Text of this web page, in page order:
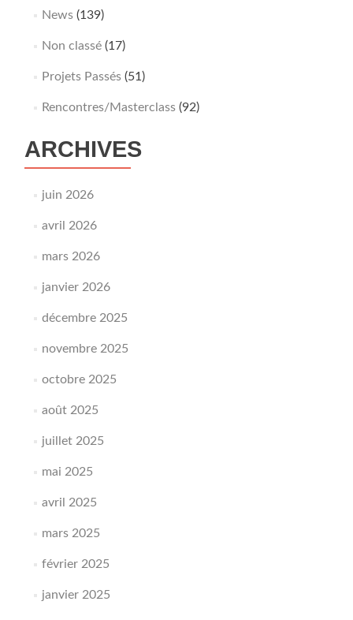
News(139)
Non classé(17)
Projets Passés(51)
Rencontres/Masterclass(92)
ARCHIVES
juin 2026
avril 2026
mars 2026
janvier 2026
décembre 2025
novembre 2025
octobre 2025
août 2025
juillet 2025
mai 2025
avril 2025
mars 2025
février 2025
janvier 2025